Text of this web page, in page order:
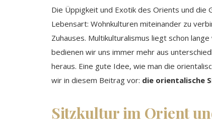
Die Üppigkeit und Exotik des Orients und die
Lebensart: Wohnkulturen miteinander zu
Zuhauses. Multikulturalismus liegt schon
bedienen wir uns immer mehr aus
heraus. Eine gute Idee, wie man die
wir in diesem Beitrag vor: die orientalische
Sitzkultur im Orient